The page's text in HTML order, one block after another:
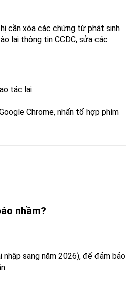
cần xóa các chứng từ phát sinh
lại thông tin CCDC, sửa các
tác lại.
Chrome, nhấn tổ hợp phím
nhầm?
sang năm 2026), để đảm bảo